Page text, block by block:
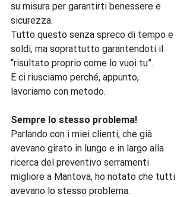
su misura per garantirti benessere e
sicurezza.
Tutto questo senza spreco di tempo e
soldi, ma soprattutto garantendoti il
“risultato proprio come lo vuoi tu”.
E ci riusciamo perché, appunto,
lavoriamo con metodo.
Sempre lo stesso problema!
Parlando con i miei clienti, che già
avevano girato in lungo e in largo alla
ricerca del preventivo serramenti
migliore a Mantova, ho notato che tutti
avevano lo stesso problema.